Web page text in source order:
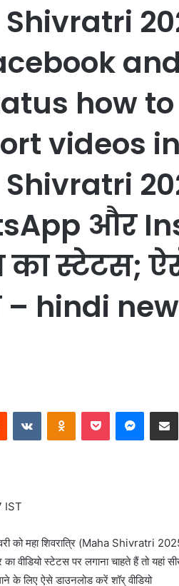
and
how to
videos
और
स्‍टेटस;
– hindi
Reddit VKontakteOdnoklassniki
Pocket
IST
महा श‍िवरात्र‍ि (Maha Shivratri
वीड‍ियो स्‍टेटस पर लगाना चाहते हैं तो यहां